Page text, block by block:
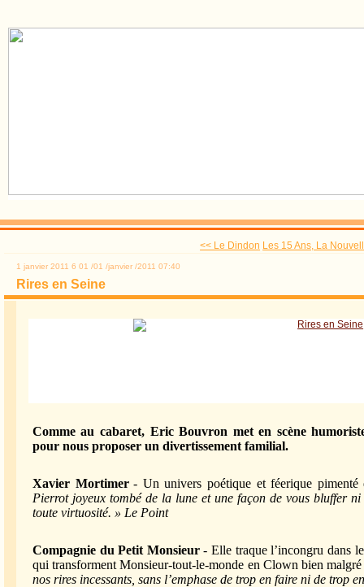
<< Le Dindon Les 15 Ans, La
1 janvier 2011 6 01 /01 /janvier /2011 07:40
Rires en Seine
Comme au cabaret, Eric Bouvron met en scène
pour nous proposer un divertissement familial.
Xavier Mortimer - Un univers poétique et féerique
Pierrot joyeux tombé de la lune et une façon de vous bluffer
toute virtuosité. » Le Point
Compagnie du Petit Monsieur - Elle traque l’incongru dans
qui transforment Monsieur-tout-le-monde en Clown bien
nos rires incessants, sans l’emphase de trop en faire ni de trop